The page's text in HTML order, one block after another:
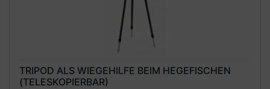
TRIPOD ALS WIEGEHILFE BEIM HEGEFISCHEN
(TELESKOPIERBAR)